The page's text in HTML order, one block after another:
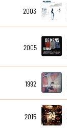
2003
2005
1992
2015